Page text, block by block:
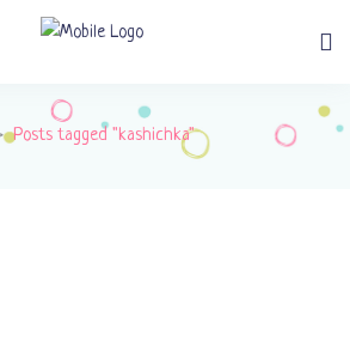
Posts tagged "kashichka"